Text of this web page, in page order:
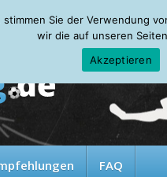
FAQ
Sie der Verwendung
wir die auf unseren
Akzeptieren